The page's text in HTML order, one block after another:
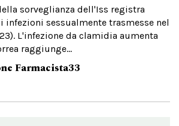
sorveglianza dell'Iss registra
infezioni sessualmente trasmesse nel
L'infezione da clamidia aumenta
raggiunge...
Farmacista33